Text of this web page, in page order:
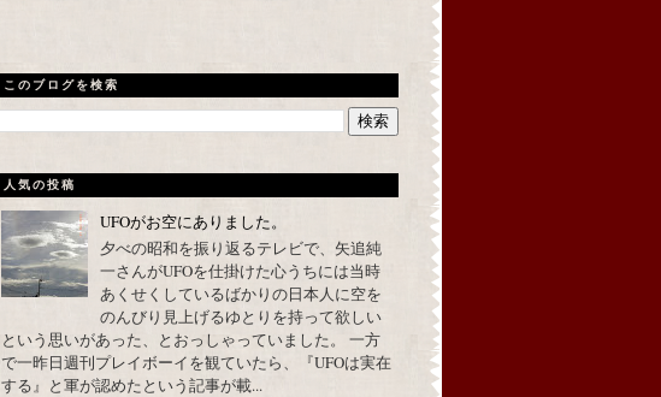
このブログを検索
人気の投稿
UFOがお空にありました。
夕べの昭和を振り返るテレビで、矢追純
一さんがUFOを仕掛けた心うちには当時
あくせくしているばかりの日本人に空を
のんびり見上げるゆとりを持って欲しい
という思いがあった、とおっしゃっていました。 一方
で一昨日週刊プレイボーイを観ていたら、『UFOは実在
する』と軍が認めたという記事が載...